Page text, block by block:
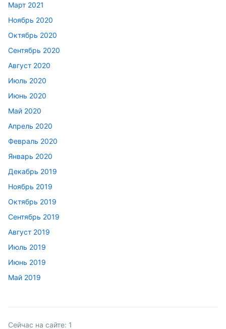
Март 2021
Ноябрь 2020
Октябрь 2020
Сентябрь 2020
Август 2020
Июль 2020
Июнь 2020
Май 2020
Апрель 2020
Февраль 2020
Январь 2020
Декабрь 2019
Ноябрь 2019
Октябрь 2019
Сентябрь 2019
Август 2019
Июль 2019
Июнь 2019
Май 2019
Сейчас на сайте: 1